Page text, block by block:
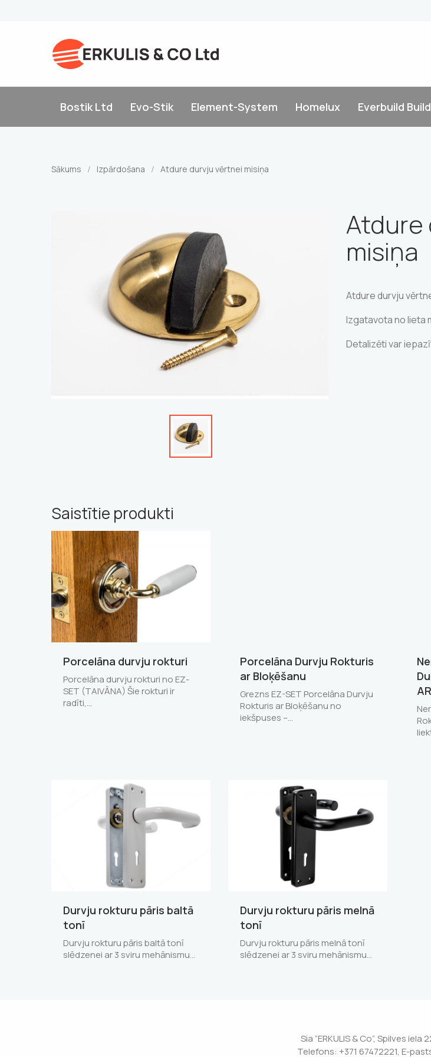
Bostik Ltd Evo-Stik Element-System Homelux Everbuild
Sākums / Izpārdošana / Atdure durvju vērtnei misiņa
Atdure
misiņa
Atdure durvju
Izgatavota no lieta
Detalizēti var
Saistītie produkti
Porcelāna durvju rokturi
Porcelāna durvju rokturi no EZ-
SET (TAIVĀNA) Šie rokturi ir
radīti,…
Porcelāna Durvju Rokturis
ar Bloķēšanu
Grezns EZ-SET Porcelāna Durvju
Rokturis ar Bloķēšanu no
iekšpuses –…
Durvju rokturu pāris baltā
tonī
Durvju rokturu pāris baltā tonī
slēdzenei ar 3 sviru mehānismu…
Durvju rokturu pāris melnā
tonī
Durvju rokturu pāris melnā tonī
slēdzenei ar 3 sviru mehānismu…
Sia “ERKULIS & Co”, Spilves iela
Telefons: +371 67472221, E-